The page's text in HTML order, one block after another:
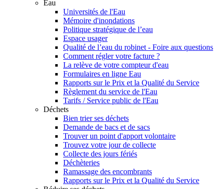
Eau
Universités de l'Eau
Mémoire d'inondations
Politique stratégique de l’eau
Espace usager
Qualité de l’eau du robinet - Foire aux questions
Comment régler votre facture ?
La relève de votre compteur d'eau
Formulaires en ligne Eau
Rapports sur le Prix et la Qualité du Service
Règlement du service de l'Eau
Tarifs / Service public de l'Eau
Déchets
Bien trier ses déchets
Demande de bacs et de sacs
Trouver un point d'apport volontaire
Trouvez votre jour de collecte
Collecte des jours fériés
Déchèteries
Ramassage des encombrants
Rapports sur le Prix et la Qualité du Service